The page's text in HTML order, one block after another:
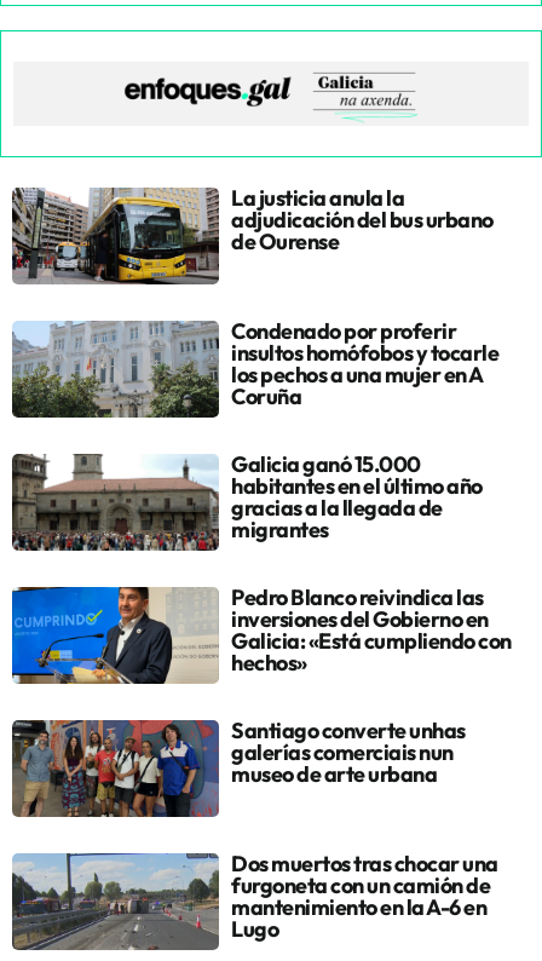
La justicia anula la
adjudicación del bus urbano
de Ourense
Condenado por proferir
insultos homófobos y tocarle
los pechos a una mujer en A
Coruña
Galicia ganó 15.000
habitantes en el último año
gracias a la llegada de
migrantes
Pedro Blanco reivindica las
inversiones del Gobierno en
Galicia: «Está cumpliendo con
hechos»
Santiago converte unhas
galerías comerciais nun
museo de arte urbana
Dos muertos tras chocar una
furgoneta con un camión de
mantenimiento en la A-6 en
Lugo